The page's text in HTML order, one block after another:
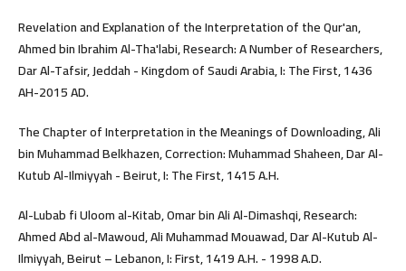
Revelation and Explanation of the Interpretation of the Qur'an,
Ahmed bin Ibrahim Al-Tha'labi, Research: A Number of Researchers,
Dar Al-Tafsir, Jeddah - Kingdom of Saudi Arabia, I: The First, 1436
AH-2015 AD.
The Chapter of Interpretation in the Meanings of Downloading, Ali
bin Muhammad Belkhazen, Correction: Muhammad Shaheen, Dar Al-
Kutub Al-Ilmiyyah - Beirut, I: The First, 1415 A.H.
Al-Lubab fi Uloom al-Kitab, Omar bin Ali Al-Dimashqi, Research:
Ahmed Abd al-Mawoud, Ali Muhammad Mouawad, Dar Al-Kutub Al-
Ilmiyyah, Beirut – Lebanon, I: First, 1419 A.H. - 1998 A.D.